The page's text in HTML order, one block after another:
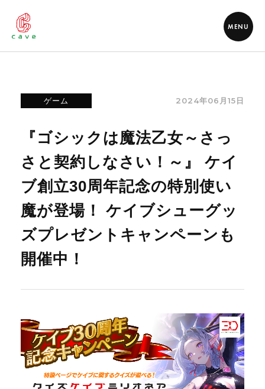
MENU
ゲーム 2024年06月15日
『ゴシックは魔法乙女～さっ
さと契約しなさい！～』 ケイ
ブ創立30周年記念の特別使い
魔が登場！ ケイブシューグッ
ズプレゼントキャンペーンも
開催中！